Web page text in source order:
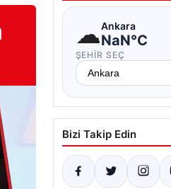
☁Ankara
NaN°C
ŞEHIR SEÇ
Bizi Takip Edin